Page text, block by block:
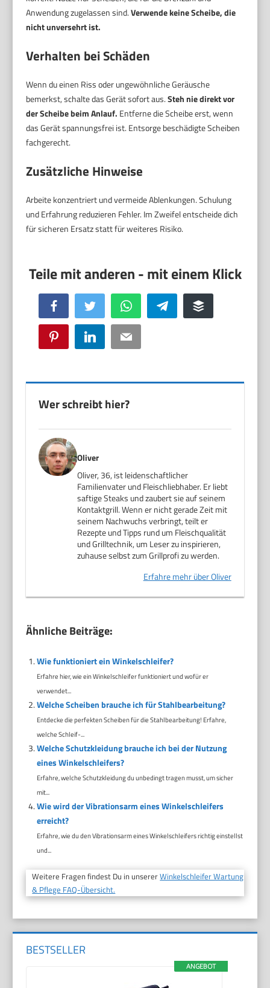
Anwendung zugelassen sind.Verwende keine Scheibe, die
nicht unversehrt ist.
Verhalten bei Schäden
Wenn du einen Riss oder ungewöhnliche Geräusche
bemerkst, schalte das Gerät sofort aus.Steh nie direkt vor
der Scheibe beim Anlauf. Entferne die Scheibe erst, wenn
das Gerät spannungsfrei ist. Entsorge beschädigte Scheiben
fachgerecht.
Zusätzliche Hinweise
Arbeite konzentriert und vermeide Ablenkungen. Schulung
und Erfahrung reduzieren Fehler. Im Zweifel entscheide dich
für sicheren Ersatz statt für weiteres Risiko.
Facebook Twitter WhatsApp Telegram Buffer
Pinterest LinkedIn Email
Wer schreibt hier?
Oliver
Oliver, 36, ist leidenschaftlicher
Familienvater und Fleischliebhaber. Er liebt
saftige Steaks und zaubert sie auf seinem
Kontaktgrill. Wenn er nicht gerade Zeit mit
seinem Nachwuchs verbringt, teilt er
Rezepte und Tipps rund um Fleischqualität
und Grilltechnik, um Leser zu inspirieren,
zuhause selbst zum Grillprofi zu werden.
Erfahre mehr über Oliver
Ähnliche Beiträge:
Wie funktioniert ein Winkelschleifer?
Erfahre hier, wie ein Winkelschleifer funktioniert und wofür er
verwendet...
Welche Scheiben brauche ich für Stahlbearbeitung?
Entdecke die perfekten Scheiben für die Stahlbearbeitung! Erfahre,
welche Schleif-...
Welche Schutzkleidung brauche ich bei der Nutzung
eines Winkelschleifers?
Erfahre, welche Schutzkleidung du unbedingt tragen musst, um sicher
mit...
Wie wird der Vibrationsarm eines Winkelschleifers
erreicht?
Erfahre, wie du den Vibrationsarm eines Winkelschleifers richtig einstellst
und...
Weitere Fragen findest Du in unsererWinkelschleifer Wartung
& Pflege FAQ-Übersicht.
BESTSELLER
ANGEBOT